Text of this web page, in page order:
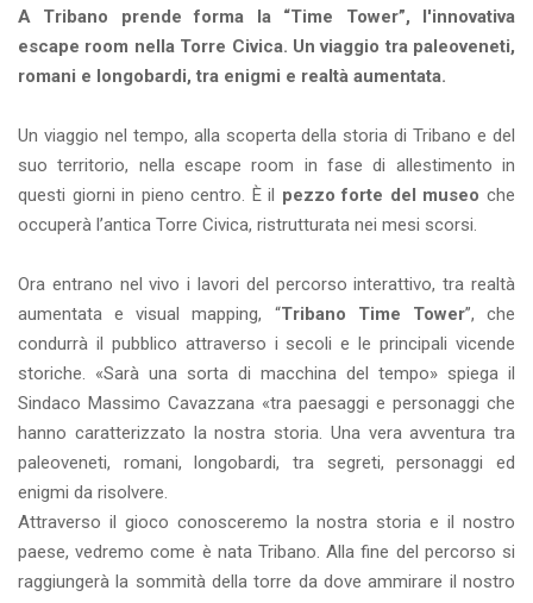
A Tribano prende forma la “Time Tower”, l'innovativa
escape room nella Torre Civica. Un viaggio tra paleoveneti,
romani e longobardi, tra enigmi e realtà aumentata.
Un viaggio nel tempo, alla scoperta della storia di Tribano e del
suo territorio, nella escape room in fase di allestimento in
questi giorni in pieno centro. È il pezzo forte del museo che
occuperà l’antica Torre Civica, ristrutturata nei mesi scorsi.
Ora entrano nel vivo i lavori del percorso interattivo, tra realtà
aumentata e visual mapping, “Tribano Time Tower”, che
condurrà il pubblico attraverso i secoli e le principali vicende
storiche. «Sarà una sorta di macchina del tempo» spiega il
Sindaco Massimo Cavazzana «tra paesaggi e personaggi che
hanno caratterizzato la nostra storia. Una vera avventura tra
paleoveneti, romani, longobardi, tra segreti, personaggi ed
enigmi da risolvere.
Attraverso il gioco conosceremo la nostra storia e il nostro
paese, vedremo come è nata Tribano. Alla fine del percorso si
raggiungerà la sommità della torre da dove ammirare il nostro